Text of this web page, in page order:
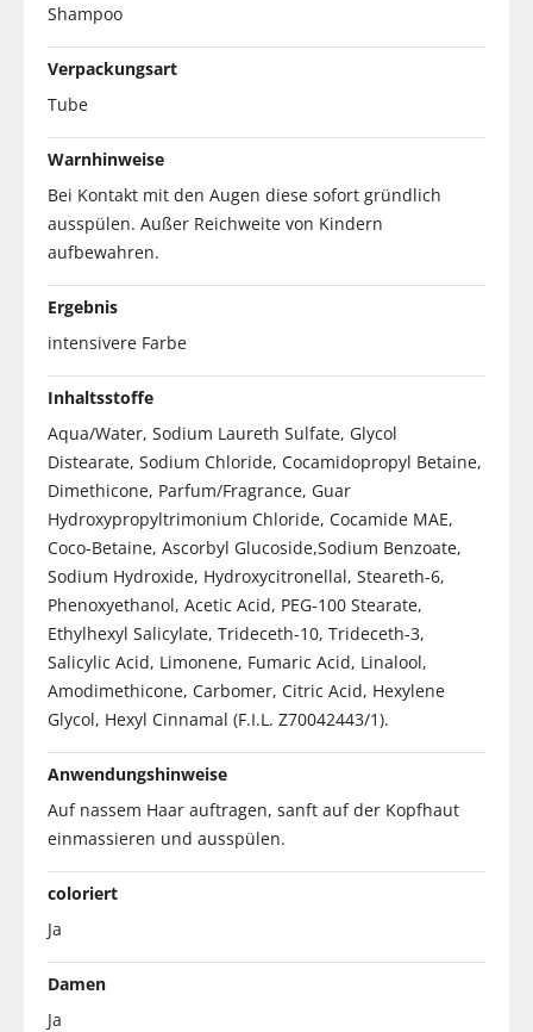
Shampoo
Verpackungsart
Tube
Warnhinweise
Bei Kontakt mit den Augen diese sofort gründlich
ausspülen. Außer Reichweite von Kindern
aufbewahren.
Ergebnis
intensivere Farbe
Inhaltsstoffe
Aqua/Water, Sodium Laureth Sulfate, Glycol
Distearate, Sodium Chloride, Cocamidopropyl Betaine,
Dimethicone, Parfum/Fragrance, Guar
Hydroxypropyltrimonium Chloride, Cocamide MAE,
Coco-Betaine, Ascorbyl Glucoside,Sodium Benzoate,
Sodium Hydroxide, Hydroxycitronellal, Steareth-6,
Phenoxyethanol, Acetic Acid, PEG-100 Stearate,
Ethylhexyl Salicylate, Trideceth-10, Trideceth-3,
Salicylic Acid, Limonene, Fumaric Acid, Linalool,
Amodimethicone, Carbomer, Citric Acid, Hexylene
Glycol, Hexyl Cinnamal (F.I.L. Z70042443/1).
Anwendungshinweise
Auf nassem Haar auftragen, sanft auf der Kopfhaut
einmassieren und ausspülen.
coloriert
Ja
Damen
Ja